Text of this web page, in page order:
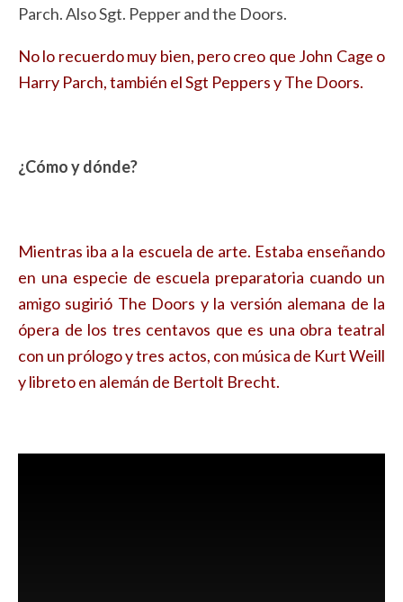
Parch. Also Sgt. Pepper and the Doors.
No lo recuerdo muy bien, pero creo que John Cage o
Harry Parch, también el Sgt Peppers y The Doors.
¿Cómo y dónde?
Mientras iba a la escuela de arte. Estaba enseñando
en una especie de escuela preparatoria cuando un
amigo sugirió The Doors y la versión alemana de la
ópera de los tres centavos que es una obra teatral
con un prólogo y tres actos, con música de Kurt Weill
y libreto en alemán de Bertolt Brecht.